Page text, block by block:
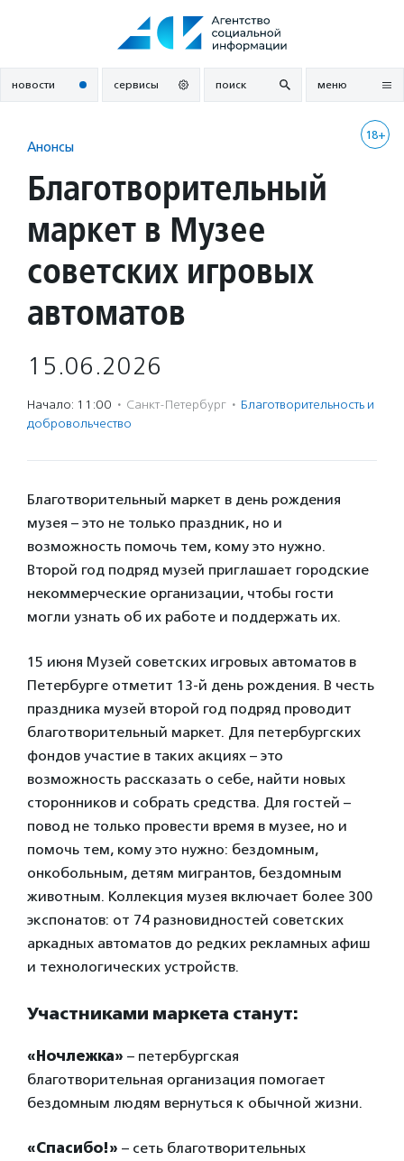
новости сервисы поиск меню
18+
Анонсы
Благотворительный
маркет в Музее
советских игровых
автоматов
15.06.2026
Начало: 11:00 · Санкт-Петербург · Благотвори­тель­ность и
доброволь­чест­во
Благотворительный маркет в день рождения
музея – это не только праздник, но и
возможность помочь тем, кому это нужно.
Второй год подряд музей приглашает городские
некоммерческие организации, чтобы гости
могли узнать об их работе и поддержать их.
15 июня Музей советских игровых автоматов в
Петербурге отметит 13-й день рождения. В честь
праздника музей второй год подряд проводит
благотворительный маркет. Для петербургских
фондов участие в таких акциях – это
возможность рассказать о себе, найти новых
сторонников и собрать средства. Для гостей –
повод не только провести время в музее, но и
помочь тем, кому это нужно: бездомным,
онкобольным, детям мигрантов, бездомным
животным. Коллекция музея включает более 300
экспонатов: от 74 разновидностей советских
аркадных автоматов до редких рекламных афиш
и технологических устройств.
Участниками маркета станут:
«Ночлежка» – петербургская
благотворительная организация помогает
бездомным людям вернуться к обычной жизни.
«Спасибо!» – сеть благотворительных